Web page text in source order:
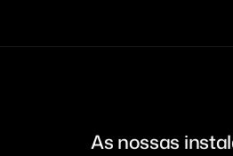
As nossas